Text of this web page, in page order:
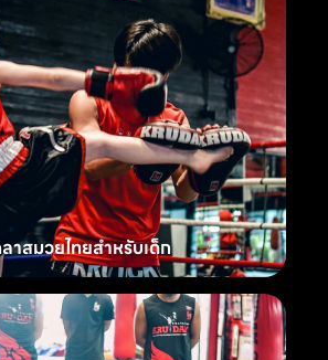
าสมวยไทยสำหรับเด็ก